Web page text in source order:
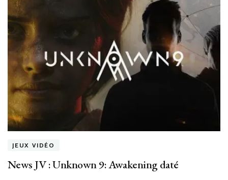
Unknown
Awakening
JEUX VIDÉO
News JV : Unknown 9: Awakening daté